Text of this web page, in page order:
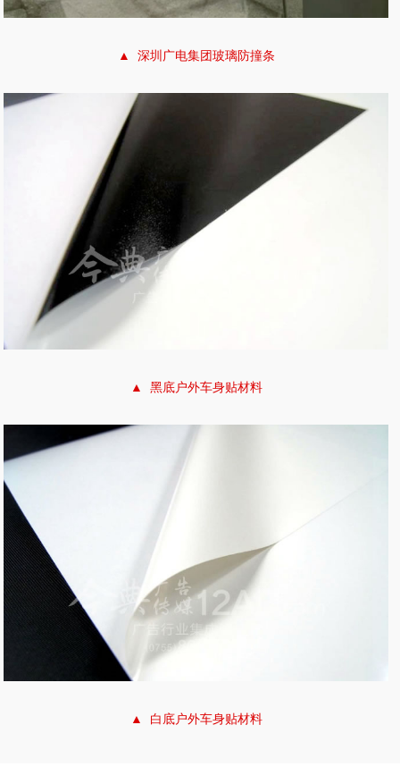
▲ 深圳广电集团玻璃防撞条
▲ 黑底户外车身贴材料
▲ 白底户外车身贴材料